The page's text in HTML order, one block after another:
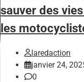
sauver des
les
laredaction
janvier 24,
0